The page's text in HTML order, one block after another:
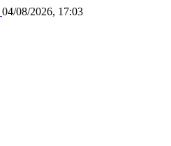
04/08/2026, 17:03